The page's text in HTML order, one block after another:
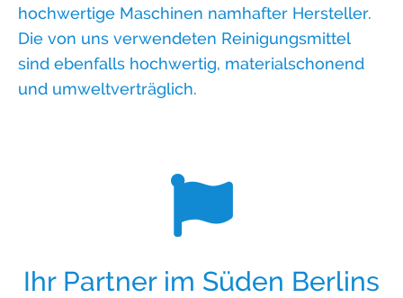
hochwertige Maschinen namhafter Hersteller.
Die von uns verwendeten Reinigungsmittel
sind ebenfalls hochwertig, materialschonend
und umweltverträglich.
Ihr Partner im Süden Berlins